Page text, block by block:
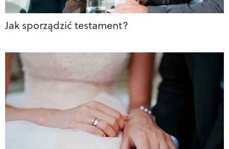
Jak sporządzić testament?